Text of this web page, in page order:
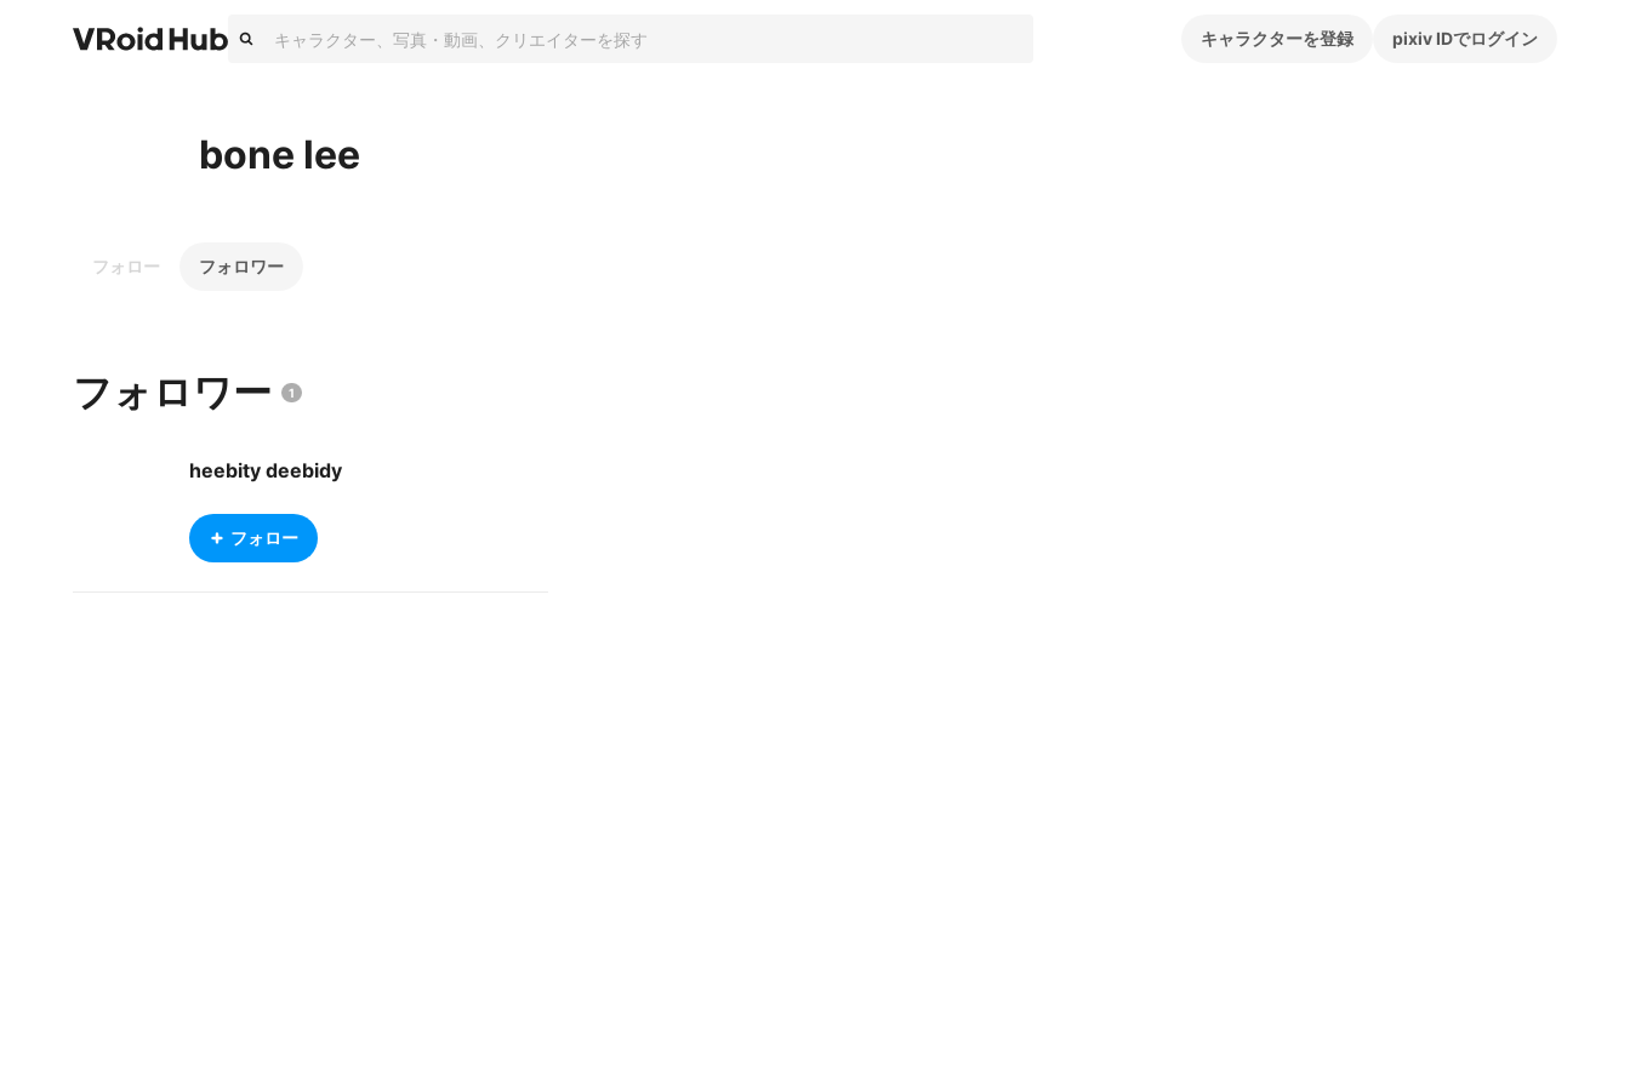
キャラクターを登録 pixiv IDでログイン
bone lee
フォロー フォロワー
フォロワー 1
heebity deebidy
フォロー